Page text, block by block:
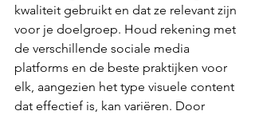
kwaliteit gebruikt en dat ze relevant zijn
voor je doelgroep. Houd rekening met
de verschillende sociale media
platforms en de beste praktijken voor
elk, aangezien het type visuele content
dat effectief is, kan variëren. Door